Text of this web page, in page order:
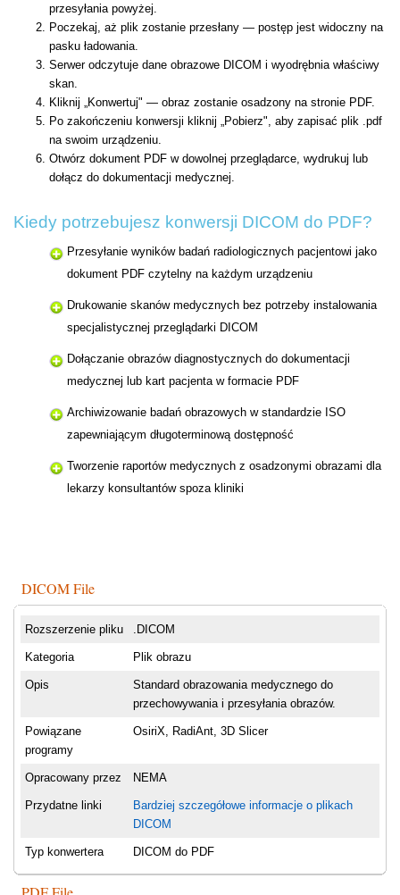
przesyłania powyżej.
Poczekaj, aż plik zostanie przesłany — postęp jest widoczny na
pasku ładowania.
Serwer odczytuje dane obrazowe DICOM i wyodrębnia właściwy
skan.
Kliknij „Konwertuj" — obraz zostanie osadzony na stronie PDF.
Po zakończeniu konwersji kliknij „Pobierz", aby zapisać plik .pdf
na swoim urządzeniu.
Otwórz dokument PDF w dowolnej przeglądarce, wydrukuj lub
dołącz do dokumentacji medycznej.
Kiedy potrzebujesz konwersji DICOM do PDF?
Przesyłanie wyników badań radiologicznych pacjentowi jako
dokument PDF czytelny na każdym urządzeniu
Drukowanie skanów medycznych bez potrzeby instalowania
specjalistycznej przeglądarki DICOM
Dołączanie obrazów diagnostycznych do dokumentacji
medycznej lub kart pacjenta w formacie PDF
Archiwizowanie badań obrazowych w standardzie ISO
zapewniającym długoterminową dostępność
Tworzenie raportów medycznych z osadzonymi obrazami dla
lekarzy konsultantów spoza kliniki
DICOM File
Rozszerzenie pliku .DICOM
Kategoria Plik obrazu
Opis
Standard obrazowania medycznego do
przechowywania i przesyłania obrazów.
Powiązane
programy
OsiriX, RadiAnt, 3D Slicer
Opracowany przez NEMA
Przydatne linki
Bardziej szczegółowe informacje o plikach
DICOM
Typ konwertera DICOM do PDF